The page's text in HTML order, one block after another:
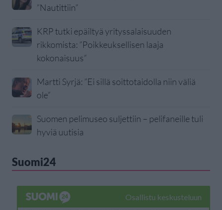
”Nautittiin”
KRP tutki epäiltyä yrityssalaisuuden
rikkomista: ”Poikkeuksellisen laaja
kokonaisuus”
Martti Syrjä: ”Ei sillä soittotaidolla niin väliä
ole”
Suomen pelimuseo suljettiin – pelifaneille tuli
hyviä uutisia
Suomi24